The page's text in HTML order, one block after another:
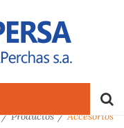
Productos Accesorios